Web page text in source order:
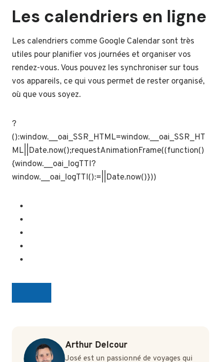
Les calendriers en ligne
Les calendriers comme Google Calendar sont très
utiles pour planifier vos journées et organiser vos
rendez-vous. Vous pouvez les synchroniser sur tous
vos appareils, ce qui vous permet de rester organisé,
où que vous soyez.
?
():window.__oai_SSR_HTML=window.__oai_SSR_HT
ML||Date.now();requestAnimationFrame((function()
{window.__oai_logTTI?
window.__oai_logTTI():=||Date.now()}))
Arthur Delcour
José est un passionné de voyages qui